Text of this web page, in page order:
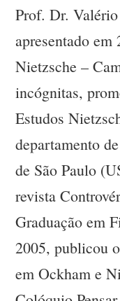
Prof. Dr.
apresentado
Nietzsche –
incógnitas,
Estudos
departamento
de São Paulo
revista
Graduação em
2005, publicou
em Ockham e